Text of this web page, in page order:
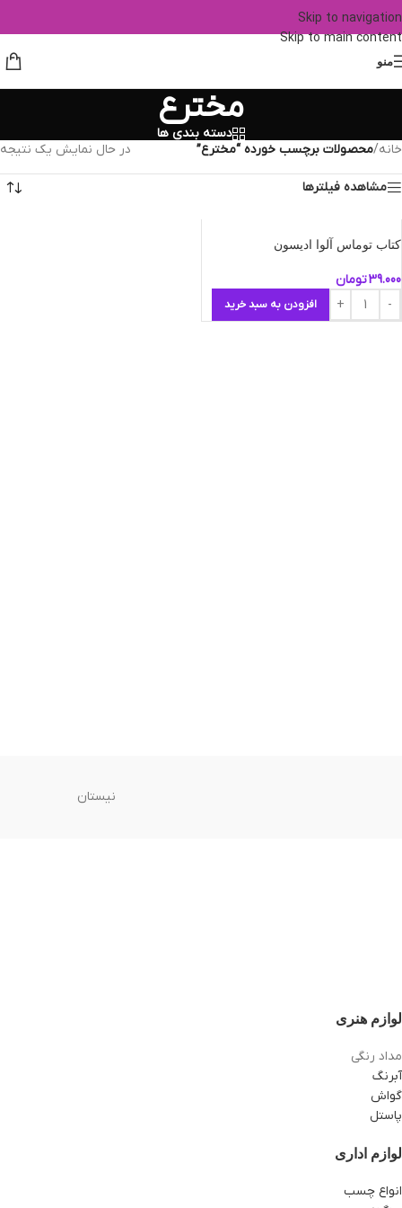
Skip to navigation
Skip to main content
منو
مخترع
دسته بندی ها
خانه/محصولات برچسب خورده “مخترع” در حال نمایش یک نتیجه
مشاهده فیلترها
کتاب توماس آلوا ادیسون
39.000تومان
افزودن به سبد خرید
نیستان
لوازم هنری
مداد رنگی
آبرنگ
گواش
پاستل
لوازم اداری
انواع چسب